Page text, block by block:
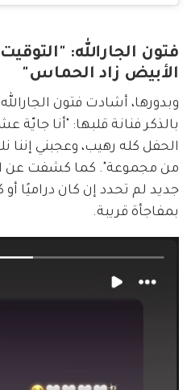
فتون الجارالله:
الأبيض زاد الحماس"
وبدورها، أشادت فتون
بالذكر فنانة قلبها: "أنا
الحفل كله رهيب، وعجبني
من مجموعة". كما كشفت عن
جديد لم تحدد إن كان دراميًا
بمفاجأة قريبة.